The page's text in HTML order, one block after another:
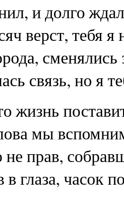
и долго
верст, тебя я
связь, но я
жизнь
мы
не прав,
глаза, часок